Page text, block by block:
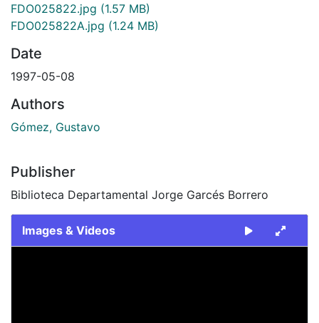
FDO025822.jpg (1.57 MB)
FDO025822A.jpg (1.24 MB)
Date
1997-05-08
Authors
Gómez, Gustavo
Publisher
Biblioteca Departamental Jorge Garcés Borrero
Images & Videos